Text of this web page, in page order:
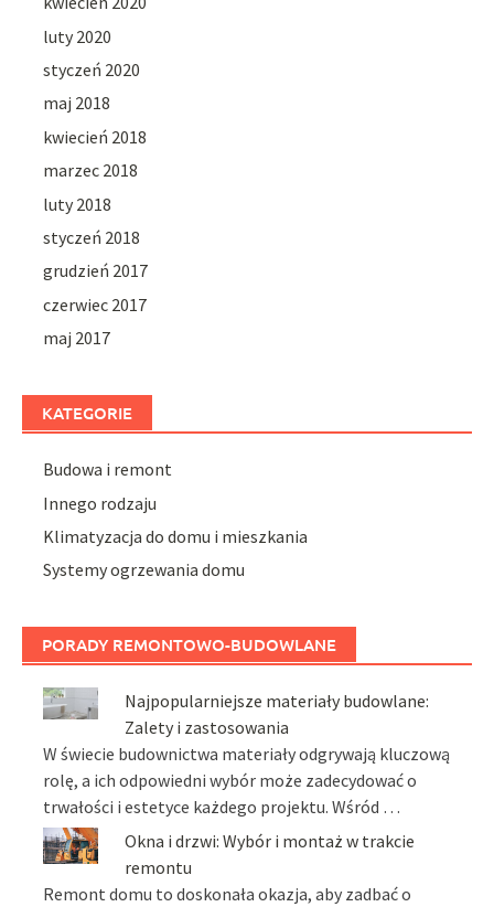
luty 2020
styczeń 2020
maj 2018
kwiecień 2018
marzec 2018
luty 2018
styczeń 2018
grudzień 2017
czerwiec 2017
maj 2017
KATEGORIE
Budowa i remont
Innego rodzaju
Klimatyzacja do domu i mieszkania
Systemy ogrzewania domu
PORADY REMONTOWO-BUDOWLANE
Najpopularniejsze materiały budowlane:
Zalety i zastosowania
W świecie budownictwa materiały odgrywają kluczową
rolę, a ich odpowiedni wybór może zadecydować o
trwałości i estetyce każdego projektu. Wśród …
Okna i drzwi: Wybór i montaż w trakcie
remontu
Remont domu to doskonała okazja, aby zadbać o